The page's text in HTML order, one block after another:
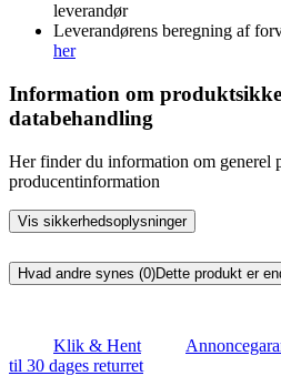
leverandør
Leverandørens beregning af
her
Information om
databehandling
Her finder du information om generel
producentinformation
Vis sikkerhedsoplysninger
Hvad andre synes (0)Dette produkt er
Klik & Hent
til 30 dages returret